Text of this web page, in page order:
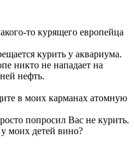
то курящего европейца
курить у аквариума.
никто не нападает на
нефть.
в моих карманах атомную
попросил Вас не курить.
моих детей вино?